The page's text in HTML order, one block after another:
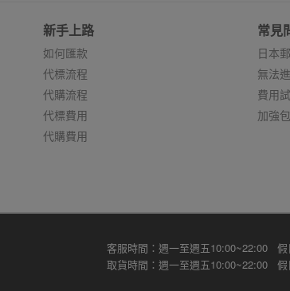
新手上路
如何匯款
代標流程
代購流程
代標費用
代購費用
常見
日本
無法
費用
加強
客服時間：週一至週五10:00~22:00 假
取貨時間：週一至週五10:00~22:00 假